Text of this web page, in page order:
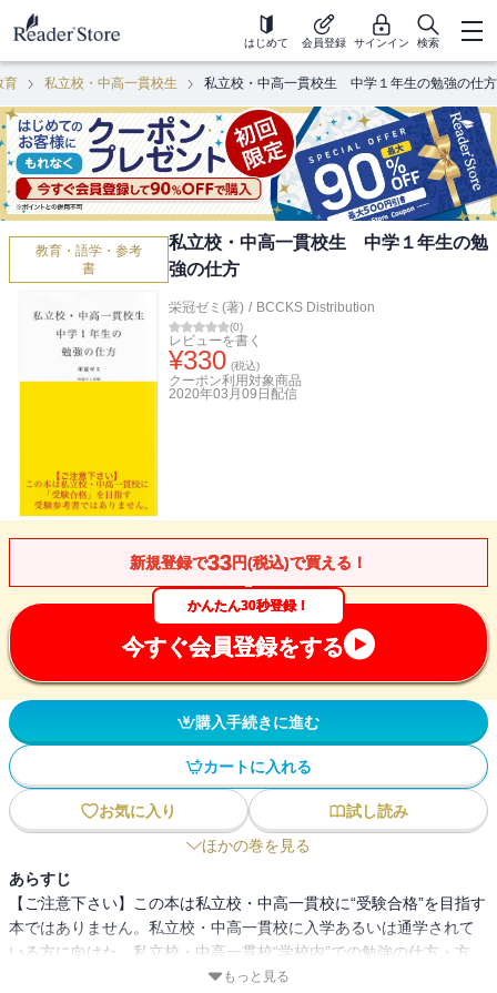
はじめて 会員登録 サインイン 検索
育 私立校・中高一貫校生 私立校・中高一貫校生 中学１年生の勉強の仕方
教育・語学・参考
書
私立校・中高一貫校生 中学１年生の勉
強の仕方
栄冠ゼミ(著) / BCCKS Distribution
(0)
レビューを書く
¥330 (税込)
クーポン利用対象商品
2020年03月09日 配信
新規登録で33円(税込)で買える！
かんたん30秒登録！
今すぐ会員登録をする
購入手続きに進む
カートに入れる
お気に入り
試し読み
ほかの巻を見る
あらすじ
【ご注意下さい】この本は私立校・中高一貫校に“受験合格”を目指す
本ではありません。私立校・中高一貫校に入学あるいは通学されて
いる方に向けた、私立校・中高一貫校“学校内”での勉強の仕方・方
法、定期テスト前の勉強、成績の取り方などを提案するものとなり
もっと見る